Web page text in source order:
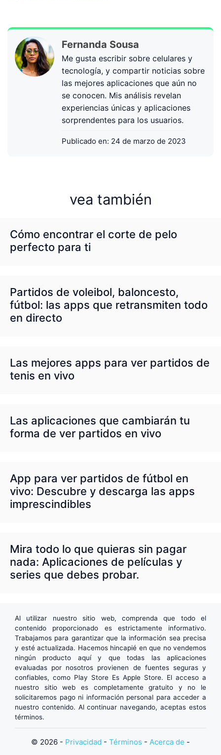
Fernanda Sousa
Me gusta escribir sobre celulares y
tecnología, y compartir noticias sobre
las mejores aplicaciones que aún no
se conocen. Mis análisis revelan
experiencias únicas y aplicaciones
sorprendentes para los usuarios.
Publicado en: 24 de marzo de 2023
vea también
Cómo encontrar el corte de pelo
perfecto para ti
Partidos de voleibol, baloncesto,
fútbol: las apps que retransmiten todo
en directo
Las mejores apps para ver partidos de
tenis en vivo
Las aplicaciones que cambiarán tu
forma de ver partidos en vivo
App para ver partidos de fútbol en
vivo: Descubre y descarga las apps
imprescindibles
Mira todo lo que quieras sin pagar
nada: Aplicaciones de películas y
series que debes probar.
Al utilizar nuestro sitio web, comprenda que todo el
contenido proporcionado es estrictamente informativo.
Trabajamos para garantizar que la información sea precisa
y esté actualizada. Hacemos hincapié en que no vendemos
ningún producto aquí y que todas las aplicaciones
evaluadas por nosotros provienen de fuentes seguras y
confiables, como Play Store Es Apple Store. El acceso a
nuestro sitio web es completamente gratuito y no le
solicitaremos pago ni información personal para acceder a
nuestro contenido. Al continuar navegando, aceptas estos
términos.
© 2026 - Privacidad - Términos - Acerca de -